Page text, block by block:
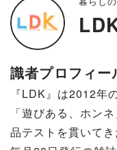
識者プロフィー
『LDK』は2012年
「遊びある、ホン
品テストを貫いて